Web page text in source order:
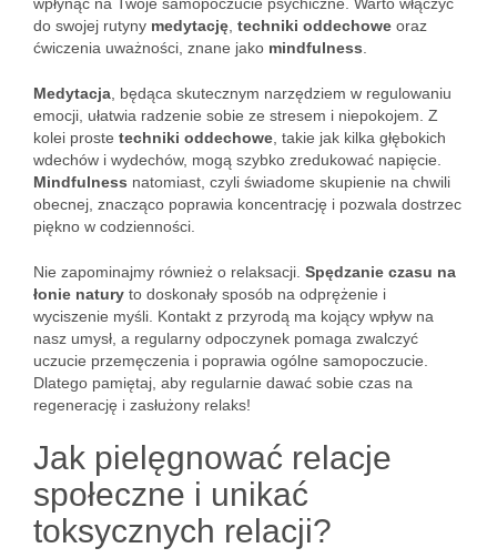
do swojej rutyny medytację techniki oddechowe oraz
ćwiczenia uważności, znane jako mindfulness
Medytacja , będąca skutecznym narzędziem w regulowaniu
emocji, ułatwia radzenie sobie ze stresem i niepokojem. Z
kolei proste techniki oddechowe , takie jak kilka głębokich
wdechów i wydechów, mogą szybko zredukować napięcie.
Mindfulness natomiast, czyli świadome skupienie na chwili
obecnej, znacząco poprawia koncentrację i pozwala dostrzec
piękno w codzienności.
Nie zapominajmy również o relaksacji. Spędzanie czasu na
łonie natury to doskonały sposób na odprężenie i
wyciszenie myśli. Kontakt z przyrodą ma kojący wpływ na
nasz umysł, a regularny odpoczynek pomaga zwalczyć
uczucie przemęczenia i poprawia ogólne samopoczucie.
Dlatego pamiętaj, aby regularnie dawać sobie czas na
regenerację i zasłużony relaks!
Jak pielęgnować relacje
społeczne i unikać
toksycznych relacji?